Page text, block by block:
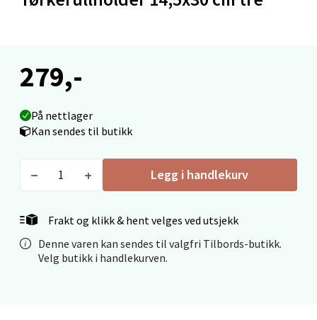
279,-
På nettlager
Kan sendes til butikk
Legg i handlekurv
Frakt og klikk & hent velges ved utsjekk
Denne varen kan sendes til valgfri Tilbords-butikk.
Velg butikk i handlekurven.
Skarvøyveien 55, 4517 Mandal
Mo i Rana - Thon Senter Mo i Rana
Fridtjof Nansensgate 22, 8622 Mo i Rana